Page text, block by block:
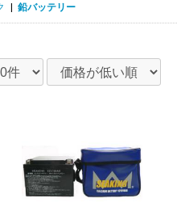
| 鉛バッテリー